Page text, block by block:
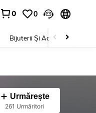
0 0
Bijuterii Și Accesorii
Urmărește
261 Urmăritori